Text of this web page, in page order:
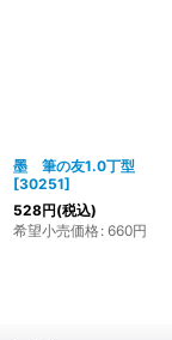
墨 筆の友1.0丁型
[30251]
528円(税込)
希望小売価格: 660円